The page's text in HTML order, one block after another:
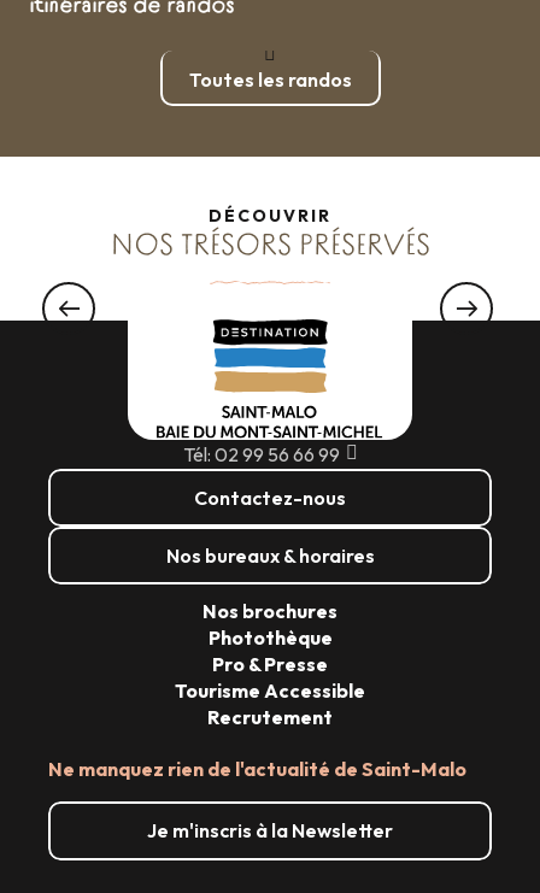
itinéraires de randos
Toutes les randos
DÉCOUVRIR
NOS TRÉSORS PRÉSERVÉS
Tél: 02 99 56 66 99
Contactez-nous
Nos bureaux & horaires
Ne manquez rien de l'actualité de Saint-Malo
Je m'inscris à la Newsletter
Nos brochures
Photothèque
Pro & Presse
Tourisme Accessible
Recrutement